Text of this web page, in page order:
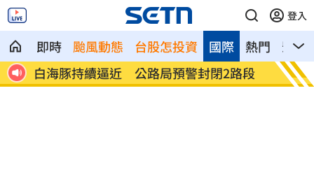
登入
即時 颱風動態 台股怎投資 熱門 影音
國際
崩
白海豚持續逼近 公路局預警封閉2路段 新／